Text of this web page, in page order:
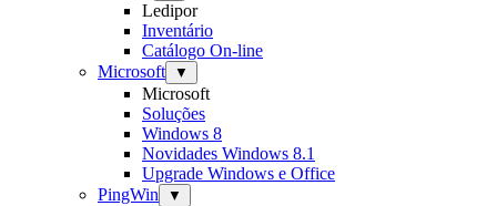
Ledipor
Inventário
Catálogo On-line
Microsoft
▼
Microsoft
Soluções
Windows 8
Novidades Windows 8.1
Upgrade Windows e Office
PingWin
▼